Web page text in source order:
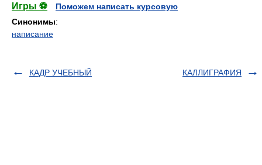
Игры ⚽
Поможем написать курсовую
Синонимы:
написание
КАДР УЧЕБНЫЙ КАЛЛИГРАФИЯ